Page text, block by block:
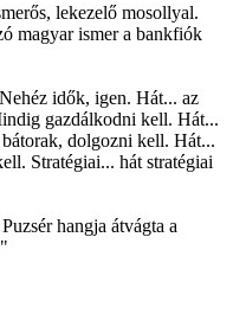
lekezelő mosollyal.
magyar ismer a bankfiók
idők, igen. Hát... az
gazdálkodni kell. Hát...
dolgozni kell. Hát...
Stratégiai... hát stratégiai
hangja átvágta a